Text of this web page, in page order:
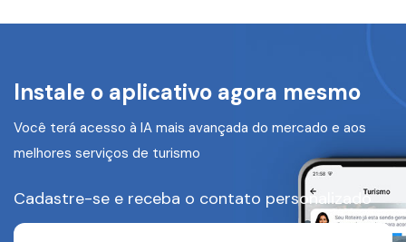
Instale o aplicativo agora mesmo
Você terá acesso à IA mais avançada do mercado e aos
melhores serviços de turismo
Cadastre-se e receba o contato personalizado